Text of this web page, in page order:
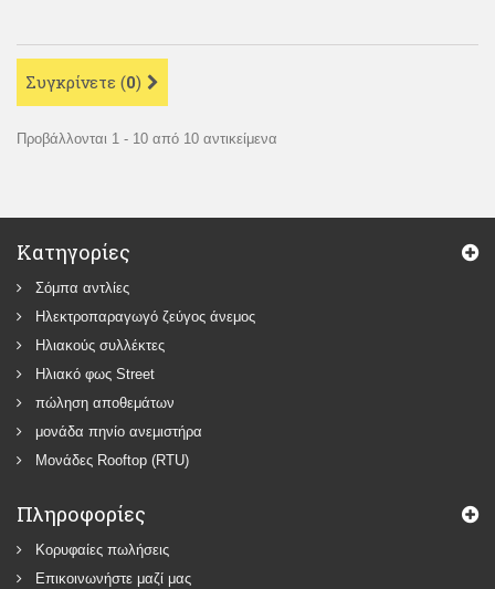
Συγκρίνετε (0)
Προβάλλονται 1 - 10 από 10 αντικείμενα
Κατηγορίες
Σόμπα αντλίες
Ηλεκτροπαραγωγό ζεύγος άνεμος
Ηλιακούς συλλέκτες
Ηλιακό φως Street
πώληση αποθεμάτων
μονάδα πηνίο ανεμιστήρα
Μονάδες Rooftop (RTU)
Πληροφορίες
Κορυφαίες πωλήσεις
Επικοινωνήστε μαζί μας